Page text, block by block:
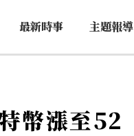
最新時事 主題報導
幣漲至52